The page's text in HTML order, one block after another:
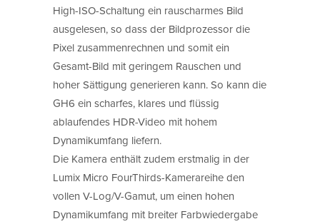
High-ISO-Schaltung ein rauscharmes Bild
ausgelesen, so dass der Bildprozessor die
Pixel zusammenrechnen und somit ein
Gesamt-Bild mit geringem Rauschen und
hoher Sättigung generieren kann. So kann die
GH6 ein scharfes, klares und flüssig
ablaufendes HDR-Video mit hohem
Dynamikumfang liefern.
Die Kamera enthält zudem erstmalig in der
Lumix Micro FourThirds-Kamerareihe den
vollen V-Log/V-Gamut, um einen hohen
Dynamikumfang mit breiter Farbwiedergabe